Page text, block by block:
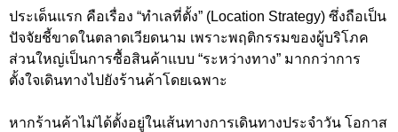
ประเด็นแรก คือเรื่อง “ทำเลที่ตั้ง” (Location Strategy) ซึ่งถือเป็น
ปัจจัยชี้ขาดในตลาดเวียดนาม เพราะพฤติกรรมของผู้บริโภค
ส่วนใหญ่เป็นการซื้อสินค้าแบบ “ระหว่างทาง” มากกว่าการ
ตั้งใจเดินทางไปยังร้านค้าโดยเฉพาะ
หากร้านค้าไม่ได้ตั้งอยู่ในเส้นทางการเดินทางประจำวัน โอกาส